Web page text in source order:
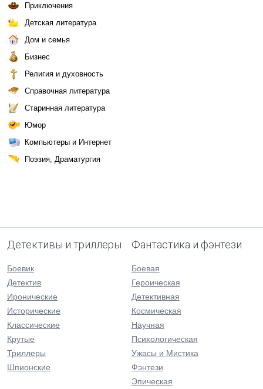
Приключения
Детская литература
Дом и семья
Бизнес
Религия и духовность
Справочная литература
Старинная литература
Юмор
Компьютеры и Интернет
Поэзия, Драматургия
Детективы и триллеры
Боевик
Детектив
Иронические
Исторические
Классические
Крутые
Триллеры
Шпионские
Фантастика и фэнтези
Боевая
Героическая
Детективная
Космическая
Научная
Психологическая
Ужасы и Мистика
Фэнтези
Эпическая